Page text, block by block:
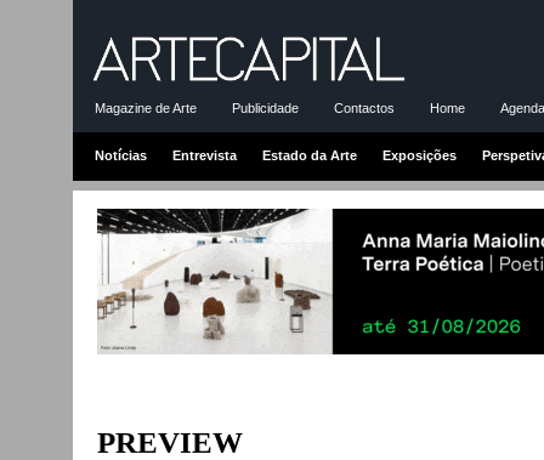
Magazine de Arte Publicidade Contactos Home
Notícias Entrevista Estado da Arte Exposições
PREVIEW